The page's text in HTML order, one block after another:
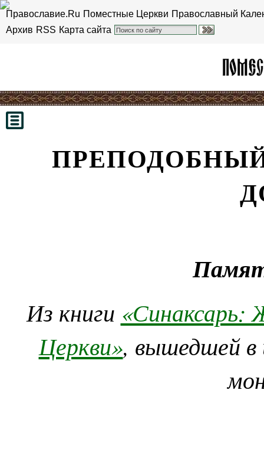
Православие.Ru Поместные Церкви Православный
Архив RSS Карта сайта
Из книги «Синаксарь:
Церкви», вышедшей в